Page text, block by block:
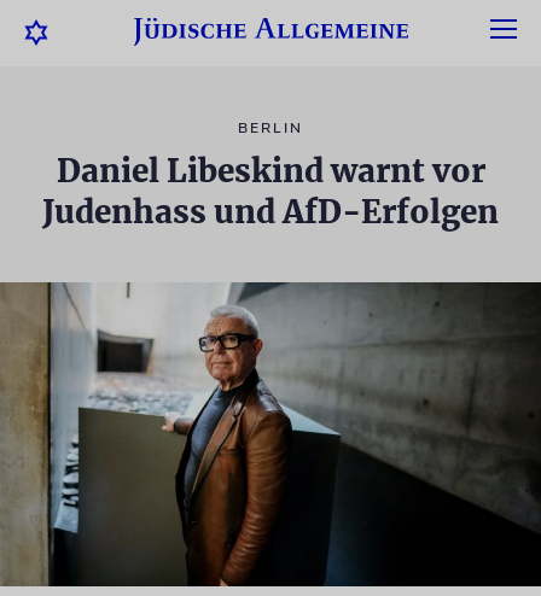
BERLIN
Daniel Libeskind warnt vor
Judenhass und AfD-Erfolgen